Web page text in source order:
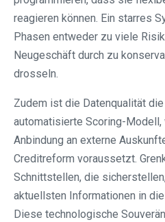
reagieren können. Ein starres
Phasen entweder zu viele
Neugeschäft durch zu
drosseln.
Zudem ist die Datenqualität
automatisierte Scoring-Modell,
Anbindung an externe
Creditreform voraussetzt.
Schnittstellen, die
aktuellsten Informationen in
Diese technologische